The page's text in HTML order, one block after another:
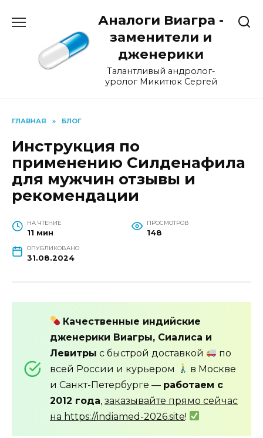
Аналоги Виагра -
заменители и
дженерики
Талантливый андролог-
уролог Микитюк Сергей
ГЛАВНАЯ » БЛОГ
Инструкция по
применению Силденафила
для мужчин отзывы и
рекомендации
НА ЧТЕНИЕ
11 мин
ПРОСМОТРОВ
148
ОПУБЛИКОВАНО
31.08.2024
Качественные индийские
дженерики Виагры, Сиалиса и
Левитры с быстрой доставкой
по
всей России и курьером
в Москве
и Санкт-Петербурге — работаем с
2012 года, заказывайте прямо сейчас
на https://indiamed-2026.site!